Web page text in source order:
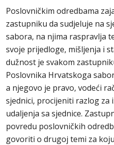
Poslovničkim odredbama
zastupniku da sudjeluje na
sabora, na njima raspravlja
svoje prijedloge, mišljenja i
dužnost je svakom
Poslovnika Hrvatskoga
a njegovo je pravo, vodeći
sjednici, procijeniti razlog za
udaljenja sa sjednice.
povredu poslovničkih
govoriti o drugoj temi za